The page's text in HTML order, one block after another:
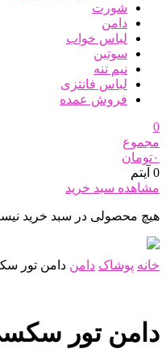
شورت
دامن
لباس خواب
سوتین
نیم تنه
لباس فانتزی
فروش عمده
0
مجموع
۰تومان
0 آیتم
مشاهده سبد خرید
هیچ محصولی در سبد خرید
خانه پوشاک دامن دامن تور
دامن تور